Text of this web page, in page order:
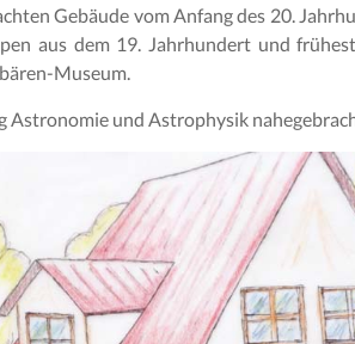
Gebäude vom Anfang des 20.
aus dem 19. Jahrhundert und
Museum.
Astronomie und Astrophysik